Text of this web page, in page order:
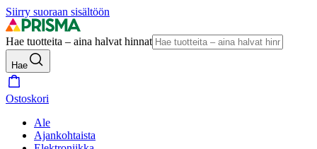
Siirry suoraan sisältöön
Hae tuotteita – aina halvat hinnat
Hae
Ostoskori
Ale
Ajankohtaista